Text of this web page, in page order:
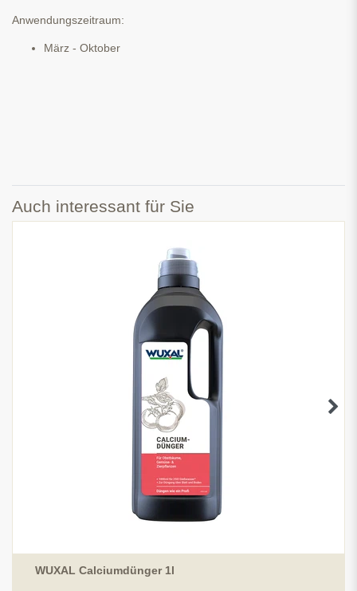
Anwendungszeitraum:
März - Oktober
Auch interessant für Sie
WUXAL Calciumdünger 1l